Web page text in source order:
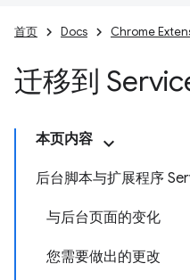
首页 Docs Chrome
迁移到
本页内容
后台脚本与扩展程序
与后台页面的变化
您需要做出的更改